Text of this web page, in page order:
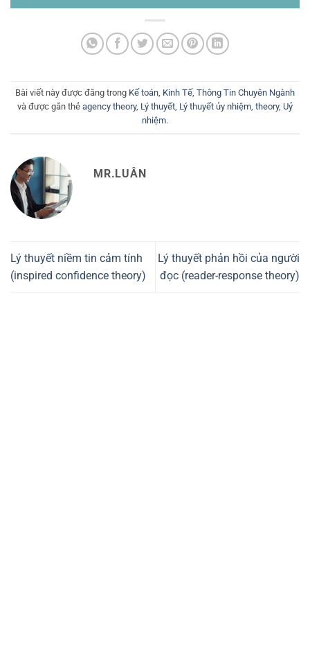
Bài viết này được đăng trong Kế toán, Kinh Tế, Thông Tin Chuyên Ngành
và được gắn thẻ agency theory, Lý thuyết, Lý thuyết ủy nhiệm, theory, Uỷ
nhiệm.
MR.LUÂN
Lý thuyết niềm tin cảm tính
(inspired confidence theory)
Lý thuyết phản hồi của người
đọc (reader-response theory)